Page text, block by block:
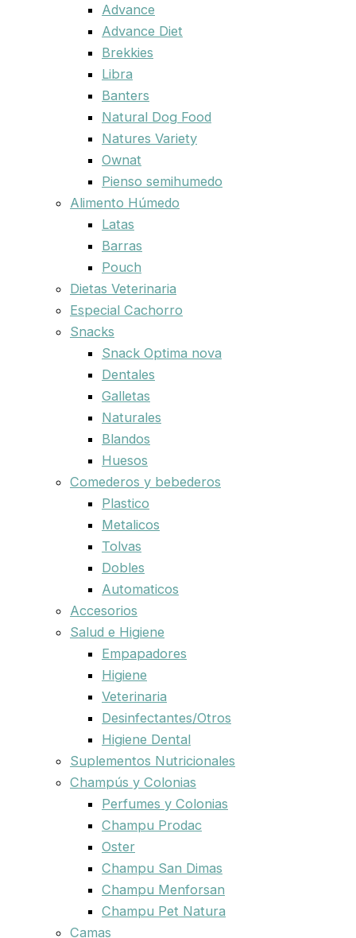
Advance
Advance Diet
Brekkies
Libra
Banters
Natural Dog Food
Natures Variety
Ownat
Pienso semihumedo
Alimento Húmedo
Latas
Barras
Pouch
Dietas Veterinaria
Especial Cachorro
Snacks
Snack Optima nova
Dentales
Galletas
Naturales
Blandos
Huesos
Comederos y bebederos
Plastico
Metalicos
Tolvas
Dobles
Automaticos
Accesorios
Salud e Higiene
Empapadores
Higiene
Veterinaria
Desinfectantes/Otros
Higiene Dental
Suplementos Nutricionales
Champús y Colonias
Perfumes y Colonias
Champu Prodac
Oster
Champu San Dimas
Champu Menforsan
Champu Pet Natura
Camas